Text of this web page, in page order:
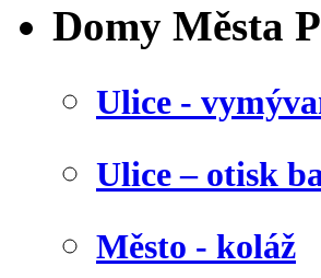
Domy Města
Ulice -
Ulice – otisk
Město - koláž